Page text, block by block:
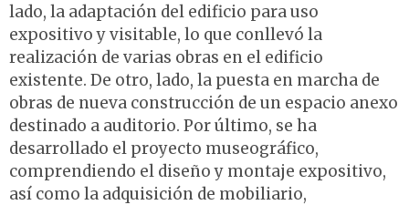
lado, la adaptación del edificio para uso
expositivo y visitable, lo que conllevó la
realización de varias obras en el edificio
existente. De otro, lado, la puesta en marcha de
obras de nueva construcción de un espacio anexo
destinado a auditorio. Por último, se ha
desarrollado el proyecto museográfico,
comprendiendo el diseño y montaje expositivo,
así como la adquisición de mobiliario,